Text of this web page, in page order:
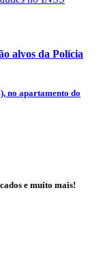
alvos da Polícia
no apartamento do
e muito mais!